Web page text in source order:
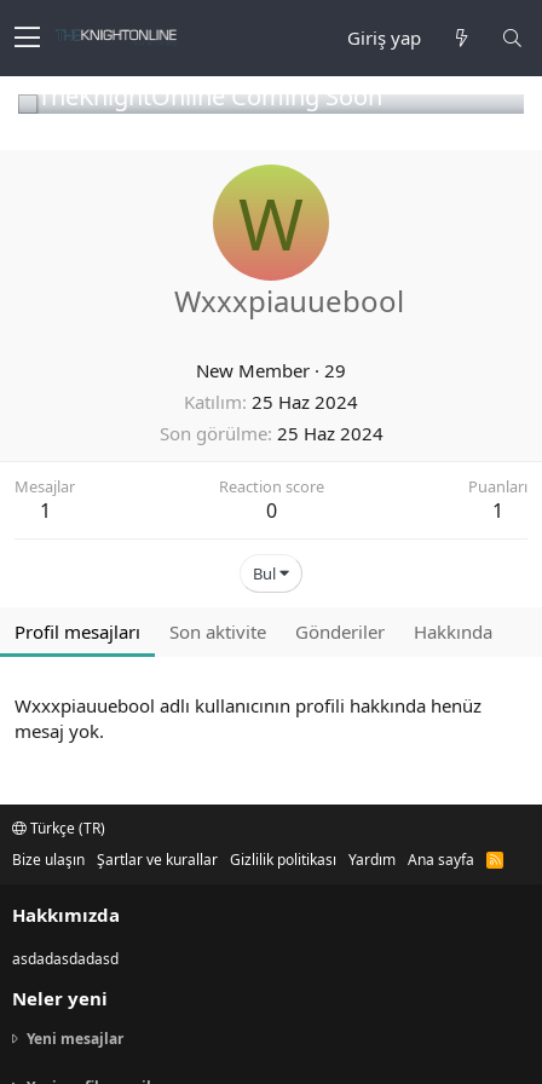
Giriş yap
TheKnightOnline Coming Soon
W
Wxxxpiauuebool
New Member · 29
Katılım 25 Haz 2024
Son görülme 25 Haz 2024
Mesajlar
1
Reaction score
0
Puanları
1
Bul
Profil mesajları Son aktivite Gönderiler Hakkında
Wxxxpiauuebool adlı kullanıcının profili hakkında henüz
mesaj yok.
Türkçe (TR)
Bize ulaşın Şartlar ve kurallar Gizlilik politikası Yardım Ana sayfa
R
Hakkımızda
asdadasdadasd
Neler yeni
Yeni mesajlar